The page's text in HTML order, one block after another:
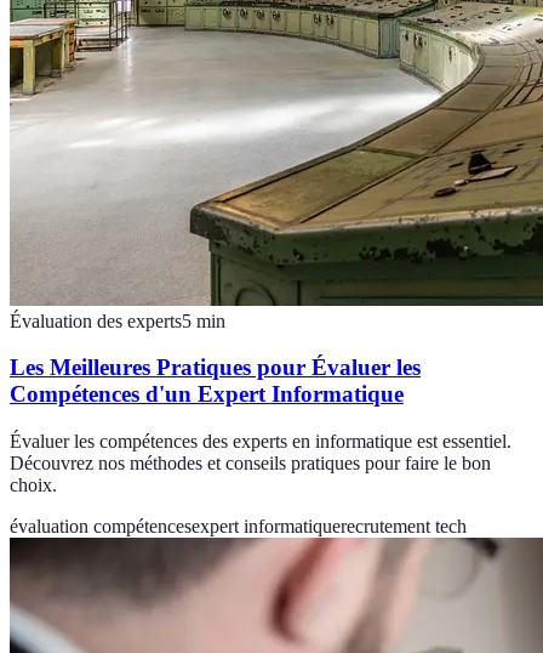
Évaluation des experts5 min
Les Meilleures Pratiques pour Évaluer les
Compétences d'un Expert Informatique
Évaluer les compétences des experts en informatique est essentiel.
Découvrez nos méthodes et conseils pratiques pour faire le bon
choix.
évaluation compétencesexpert informatiquerecrutement tech